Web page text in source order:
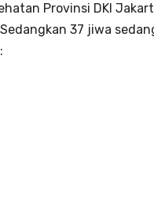
Provinsi DKI
37 jiwa